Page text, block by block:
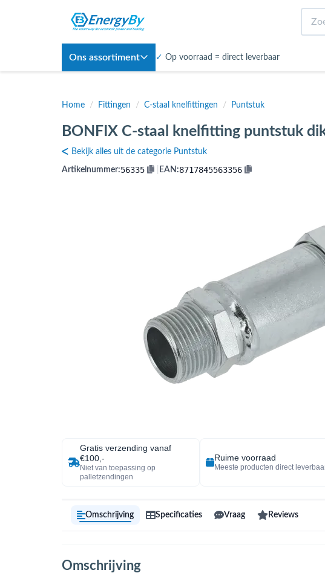
Ons assortiment ✓ Op voorraad = direct leverbaar
Home / Fittingen / C-staal knelfittingen / Puntstuk
BONFIX C-staal knelfitting puntstuk
Bekijk alles uit de categorie Puntstuk
Artikelnummer:56335 EAN:8717845563356
Gratis verzending vanaf
€100,-
Niet van toepassing op
palletzendingen
Ruime voorraad
Meeste producten direct
Omschrijving Specificaties Vraag Reviews
Omschrijving